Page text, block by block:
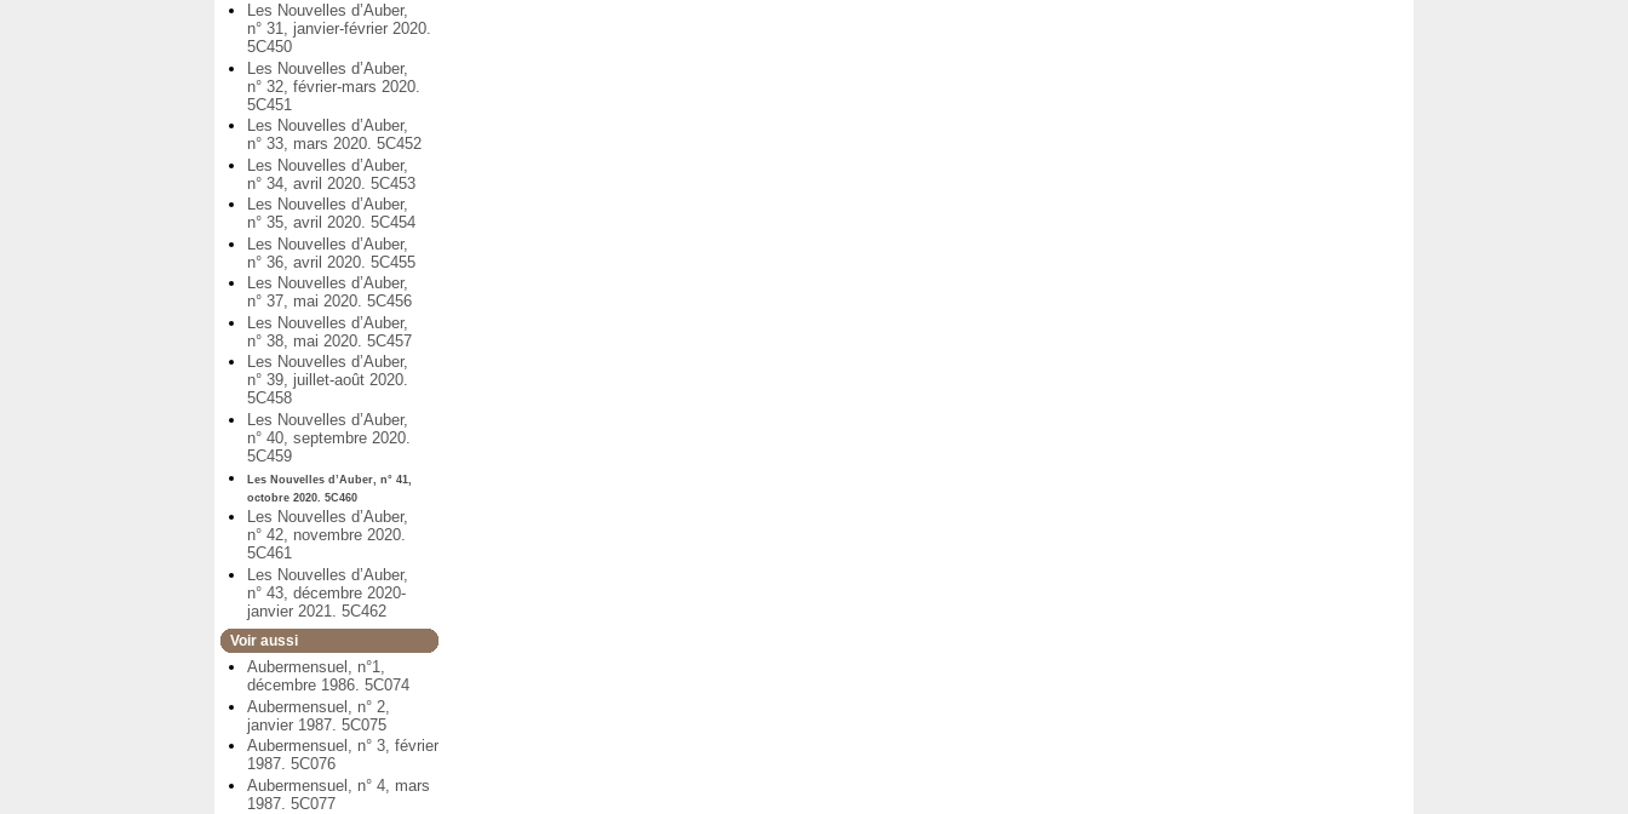
Les Nouvelles d’Auber,
n° 31, janvier-février 2020.
5C450
Les Nouvelles d’Auber,
n° 32, février-mars 2020.
5C451
Les Nouvelles d’Auber,
n° 33, mars 2020. 5C452
Les Nouvelles d’Auber,
n° 34, avril 2020. 5C453
Les Nouvelles d’Auber,
n° 35, avril 2020. 5C454
Les Nouvelles d’Auber,
n° 36, avril 2020. 5C455
Les Nouvelles d’Auber,
n° 37, mai 2020. 5C456
Les Nouvelles d’Auber,
n° 38, mai 2020. 5C457
Les Nouvelles d’Auber,
n° 39, juillet-août 2020.
5C458
Les Nouvelles d’Auber,
n° 40, septembre 2020.
5C459
Les Nouvelles d’Auber, n° 41,
octobre 2020. 5C460
Les Nouvelles d’Auber,
n° 42, novembre 2020.
5C461
Les Nouvelles d’Auber,
n° 43, décembre 2020-
janvier 2021. 5C462
Voir aussi
Aubermensuel, n°1,
décembre 1986. 5C074
Aubermensuel, n° 2,
janvier 1987. 5C075
Aubermensuel, n° 3, février
1987. 5C076
Aubermensuel, n° 4, mars
1987. 5C077